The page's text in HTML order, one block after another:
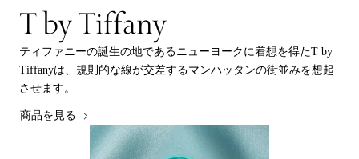
T by Tiffany
ティファニーの誕生の地であるニューヨークに着想を得たT by
Tiffanyは、規則的な線が交差するマンハッタンの街並みを想起
させます。
商品を見る